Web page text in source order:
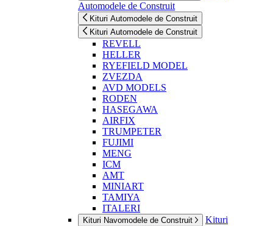
Automodele de Construit
Kituri Automodele de Construit
Kituri Automodele de Construit
REVELL
HELLER
RYEFIELD MODEL
ZVEZDA
AVD MODELS
RODEN
HASEGAWA
AIRFIX
TRUMPETER
FUJIMI
MENG
ICM
AMT
MINIART
TAMIYA
ITALERI
Kituri Navomodele de Construit
Kituri